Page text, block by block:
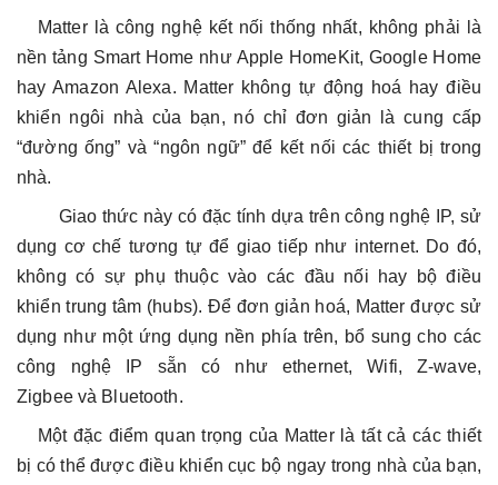
Matter là công nghệ kết nối thống nhất, không phải là
nền tảng Smart Home như Apple HomeKit, Google Home
hay Amazon Alexa. Matter không tự động hoá hay điều
khiển ngôi nhà của bạn, nó chỉ đơn giản là cung cấp
“đường ống” và “ngôn ngữ” để kết nối các thiết bị trong
nhà.
Giao thức này có đặc tính dựa trên công nghệ IP, sử
dụng cơ chế tương tự để giao tiếp như internet. Do đó,
không có sự phụ thuộc vào các đầu nối hay bộ điều
khiển trung tâm (hubs). Để đơn giản hoá, Matter được sử
dụng như một ứng dụng nền phía trên, bổ sung cho các
công nghệ IP sẵn có như ethernet, Wifi, Z-wave,
Zigbee và Bluetooth.
Một đặc điểm quan trọng của Matter là tất cả các thiết
bị có thể được điều khiển cục bộ ngay trong nhà của bạn,